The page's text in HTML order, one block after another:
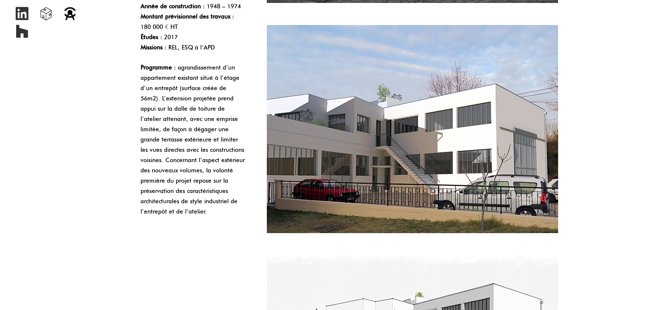
Année de construction : 1948 – 1974
Montant prévisionnel des travaux :
180 000 € HT
Études :2017
Missions :REL, ESQ à l’APD
Programme :agrandissement d’un
appartement existant situé à l’étage
d’un entrepôt (surface créée de
56m2). L’extension projetée prend
appui sur la dalle de toiture de
l’atelier attenant, avec une emprise
limitée, de façon à dégager une
grande terrasse extérieure et limiter
les vues directes avec les constructions
voisines. Concernant l’aspect extérieur
des nouveaux volumes, la volonté
première du projet repose sur la
préservation des caractéristiques
architecturales de style industriel de
l’entrepôt et de l’atelier.